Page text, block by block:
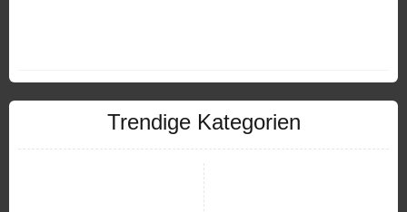
Trendige Kategorien